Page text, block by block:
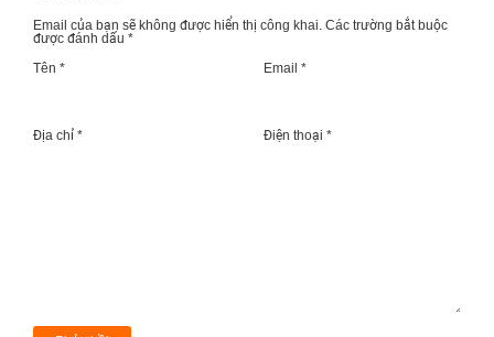
Email của bạn sẽ không được hiển thị công khai. Các trường bắt buộc
được đánh dấu *
Tên *
Email *
Địa chỉ * Điện thoại *